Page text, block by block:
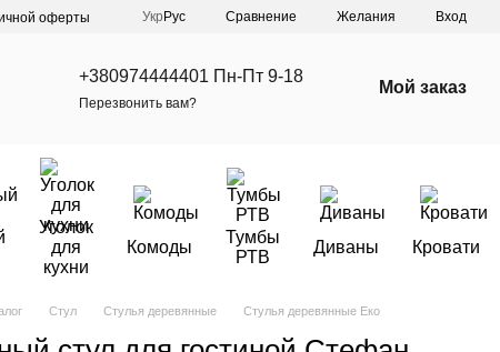
оферты
Укр Рус Сравнение Желания Вход
+380974444401 Пн-Пт 9-18
Перезвонить вам?
Мой заказ
Уголок
для
кухни
Комоды
Тумбы
РТВ
Диваны Кровати
Стул Стулья деревянные Стулья деревянные Еко